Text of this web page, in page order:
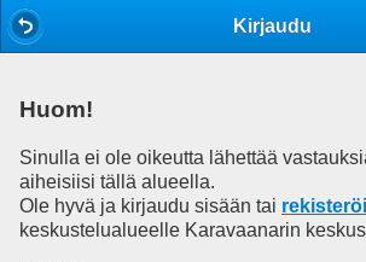
Kirjaudu
Huom!
Sinulla ei ole oikeutta lähettää
aiheisiisi tällä alueella.
Ole hyvä ja kirjaudu sisään tai
keskustelualueelle Karavaanarin